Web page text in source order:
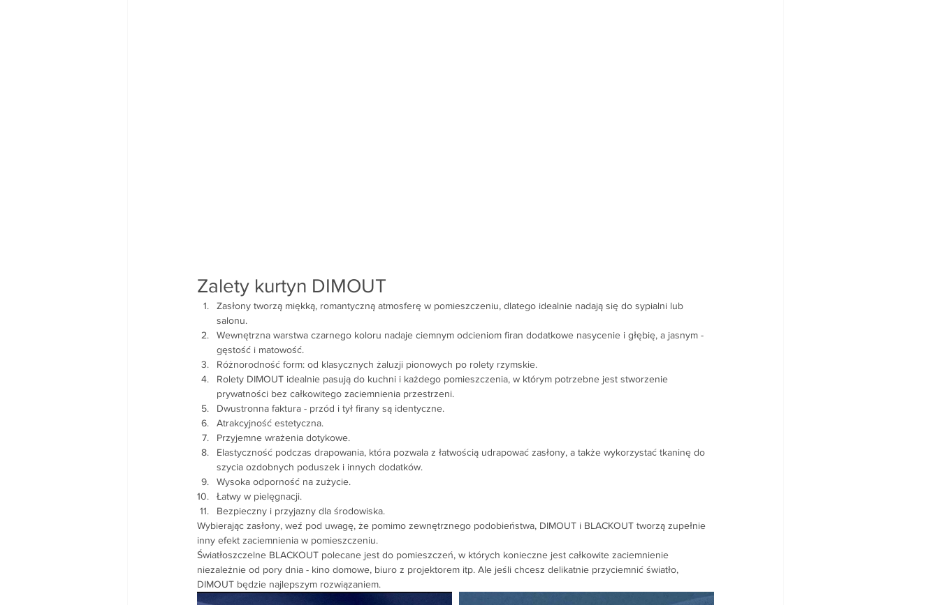
Zalety kurtyn DIMOUT
Zasłony tworzą miękką, romantyczną atmosferę w pomieszczeniu, dlatego idealnie nadają się do sypialni lub
salonu.
Wewnętrzna warstwa czarnego koloru nadaje ciemnym odcieniom firan dodatkowe nasycenie i głębię, a jasnym -
gęstość i matowość.
Różnorodność form: od klasycznych żaluzji pionowych po rolety rzymskie.
Rolety DIMOUT idealnie pasują do kuchni i każdego pomieszczenia, w którym potrzebne jest stworzenie
prywatności bez całkowitego zaciemnienia przestrzeni.
Dwustronna faktura - przód i tył firany są identyczne.
Atrakcyjność estetyczna.
Przyjemne wrażenia dotykowe.
Elastyczność podczas drapowania, która pozwala z łatwością udrapować zasłony, a także wykorzystać tkaninę do
szycia ozdobnych poduszek i innych dodatków.
Wysoka odporność na zużycie.
Łatwy w pielęgnacji.
Bezpieczny i przyjazny dla środowiska.
Wybierając zasłony, weź pod uwagę, że pomimo zewnętrznego podobieństwa, DIMOUT i BLACKOUT tworzą zupełnie
inny efekt zaciemnienia w pomieszczeniu.
Światłoszczelne BLACKOUT polecane jest do pomieszczeń, w których konieczne jest całkowite zaciemnienie
niezależnie od pory dnia - kino domowe, biuro z projektorem itp. Ale jeśli chcesz delikatnie przyciemnić światło,
DIMOUT będzie najlepszym rozwiązaniem.